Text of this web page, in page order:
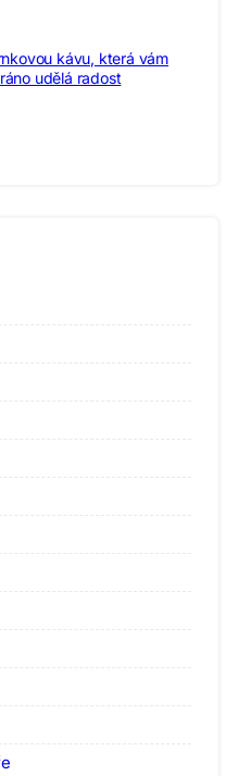
kávu, která vám
udělá radost